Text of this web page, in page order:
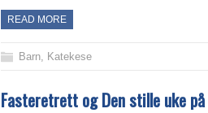
READ MORE
Barn Katekese
Fasteretrett og Den stille uke